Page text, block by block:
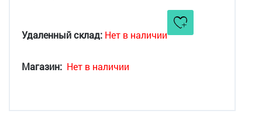
Удаленный склад: Нет в наличии
Магазин: Нет в наличии